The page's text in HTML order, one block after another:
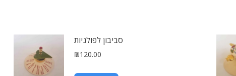
סביבון לפולניות
₪120.00